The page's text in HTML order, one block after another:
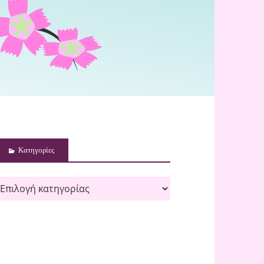
Kατηγορίες